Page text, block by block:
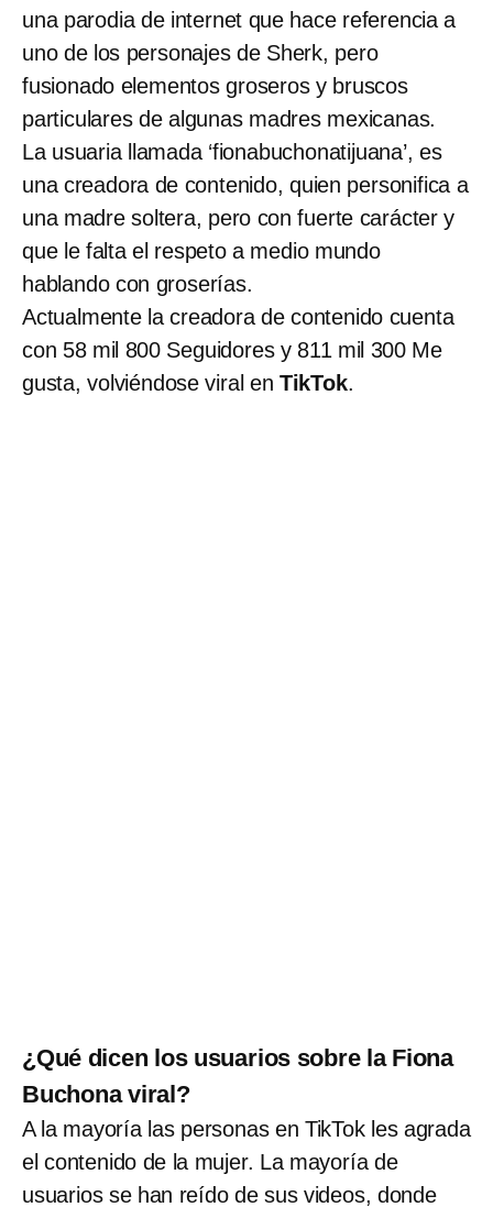
una parodia de internet que hace referencia a
uno de los personajes de Sherk, pero
fusionado elementos groseros y bruscos
particulares de algunas madres mexicanas.
La usuaria llamada ‘fionabuchonatijuana’, es
una creadora de contenido, quien personifica a
una madre soltera, pero con fuerte carácter y
que le falta el respeto a medio mundo
hablando con groserías.
Actualmente la creadora de contenido cuenta
con 58 mil 800 Seguidores y 811 mil 300 Me
gusta, volviéndose viral en TikTok.
¿Qué dicen los usuarios sobre la Fiona
Buchona viral?
A la mayoría las personas en TikTok les agrada
el contenido de la mujer. La mayoría de
usuarios se han reído de sus videos, donde